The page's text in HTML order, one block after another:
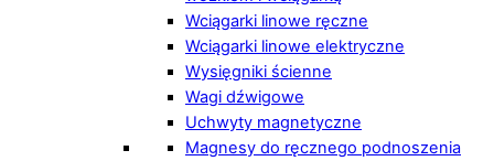
Wciągarki linowe ręczne
Wciągarki linowe elektryczne
Wysięgniki ścienne
Wagi dźwigowe
Uchwyty magnetyczne
Magnesy do ręcznego podnoszenia